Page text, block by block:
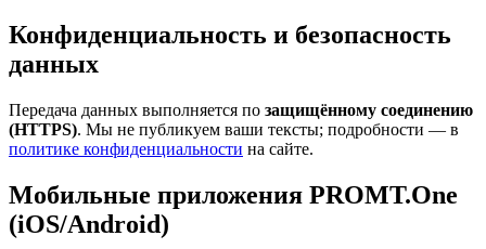
Конфиденциальность и безопасность
данных
Передача данных выполняется по защищённому соединению
(HTTPS). Мы не публикуем ваши тексты; подробности — в
политике конфиденциальности на сайте.
Мобильные приложения PROMT.One
(iOS/Android)